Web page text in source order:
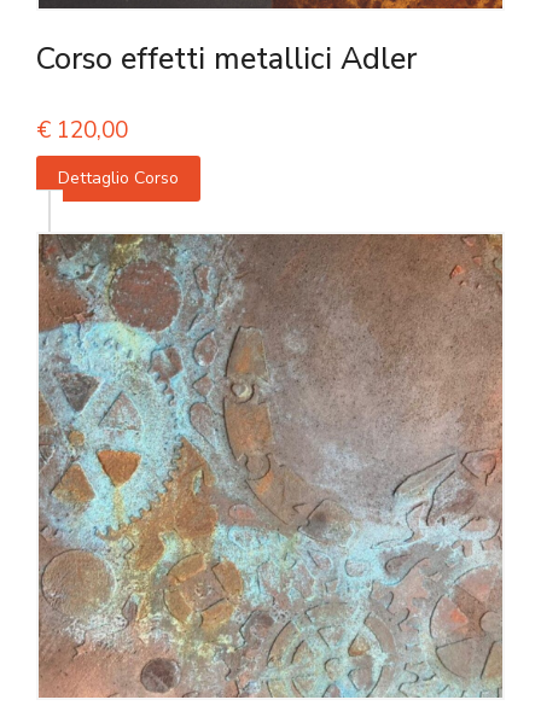
Corso effetti metallici Adler
€ 120,00
Dettaglio Corso